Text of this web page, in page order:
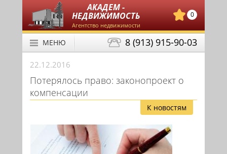
АКАДЕМ -
НЕДВИЖИМОСТЬ
Агентство недвижимости
0
8 (913) 915-90-03
МЕНЮ
22.12.2016
Потерялось право: законопроект о
компенсации
К новостям